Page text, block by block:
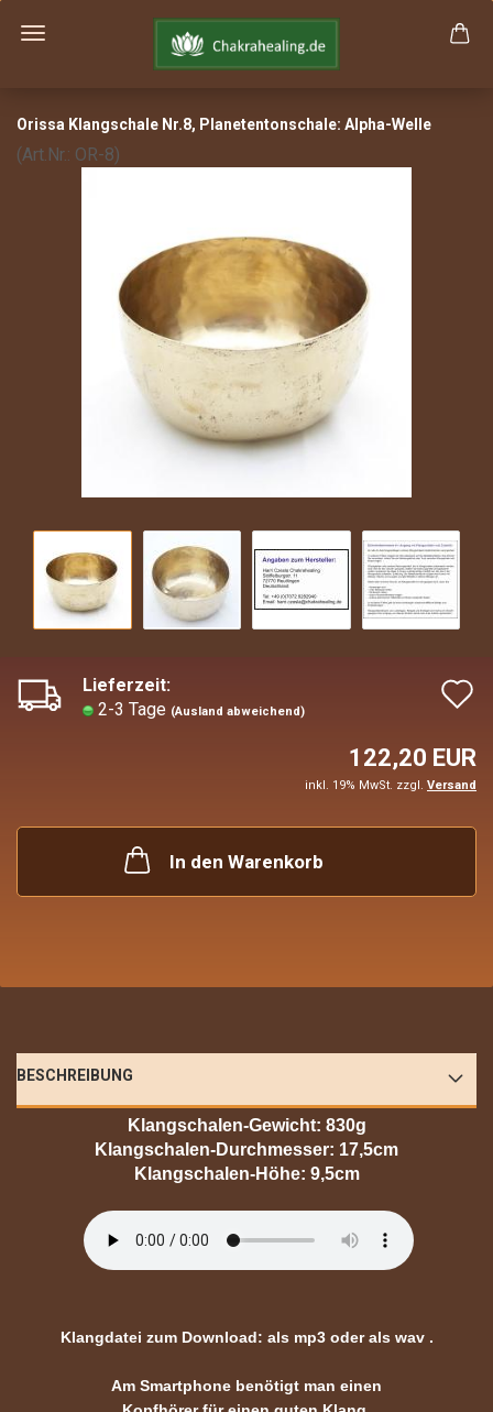
Oris­sa Klang­scha­le Nr.8, Pla­ne­ten­ton­scha­le: Alpha-​Welle
(Art.Nr.: OR-8)
Lieferzeit:
2-3 Tage (Ausland abweichend)
122,20 EUR
inkl. 19% MwSt. zzgl. Versand
In den Warenkorb
BESCHREIBUNG
Klangschalen-Gewicht: 830g
Klangschalen-Durchmesser: 17,5cm
Klangschalen-Höhe: 9,5cm
Klangdatei zum Download: als mp3oderals wav.
Am Smartphone benötigt man einen